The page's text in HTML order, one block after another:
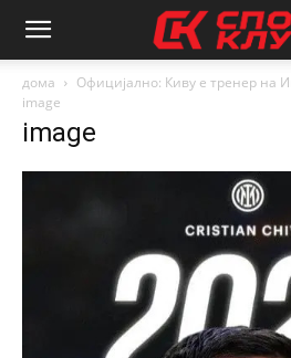
дома
Официјално: Киву е тренер на
image
image